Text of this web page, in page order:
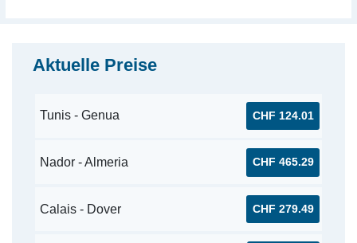
Aktuelle Preise
Tunis - Genua CHF 124.01
Nador - Almeria CHF 465.29
Calais - Dover CHF 279.49